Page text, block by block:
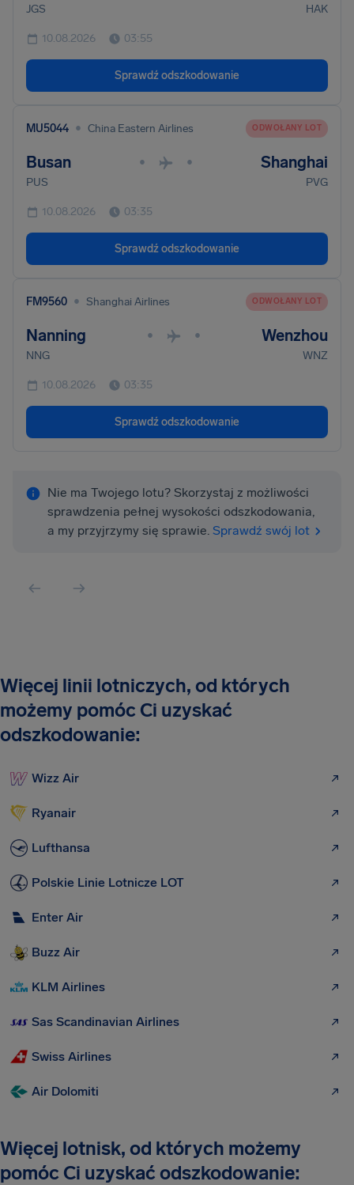
JGS HAK
10.08.2026 03:55
Sprawdź odszkodowanie
MU5044 • China Eastern Airlines ODWOŁANY LOT
Busan • • Shanghai
PUS PVG
10.08.2026 03:35
Sprawdź odszkodowanie
FM9560 • Shanghai Airlines ODWOŁANY LOT
Nanning • • Wenzhou
NNG WNZ
10.08.2026 03:35
Sprawdź odszkodowanie
Nie ma Twojego lotu? Skorzystaj z możliwości
sprawdzenia pełnej wysokości odszkodowania,
a my przyjrzymy się sprawie. Sprawdź swój lot
Więcej linii lotniczych, od których
możemy pomóc Ci uzyskać
odszkodowanie:
Wizz Air
Ryanair
Lufthansa
Polskie Linie Lotnicze LOT
Enter Air
Buzz Air
KLM Airlines
Sas Scandinavian Airlines
Swiss Airlines
Air Dolomiti
Więcej lotnisk, od których możemy
pomóc Ci uzyskać odszkodowanie: